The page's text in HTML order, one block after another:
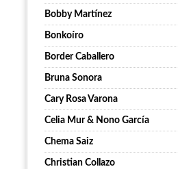
Bobby Martínez
Bonkoíro
Border Caballero
Bruna Sonora
Cary Rosa Varona
Celia Mur & Nono García
Chema Saiz
Christian Collazo